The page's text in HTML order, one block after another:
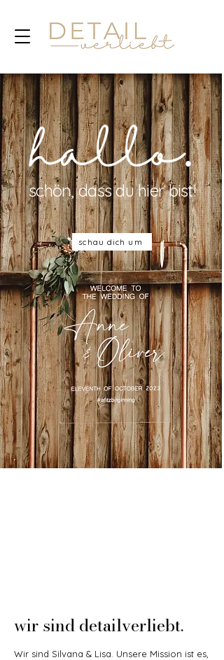
schau dich um
schön, dass du hier bist!
hallo.
wir sind detailverliebt.
Wir sind Silvana & Lisa. Unsere Mission ist es,